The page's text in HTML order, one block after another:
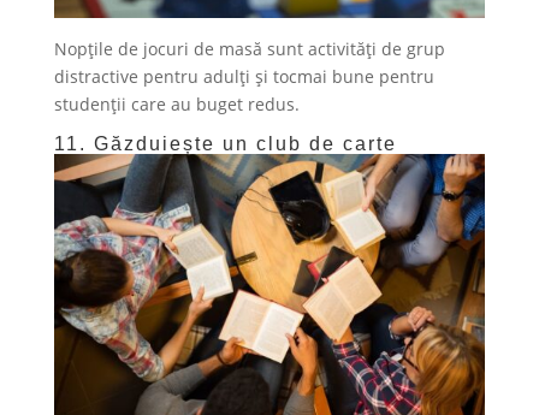
Nopțile de jocuri de masă sunt activități de grup
distractive pentru adulți și tocmai bune pentru
studenții care au buget redus.
11. Găzduiește un club de carte